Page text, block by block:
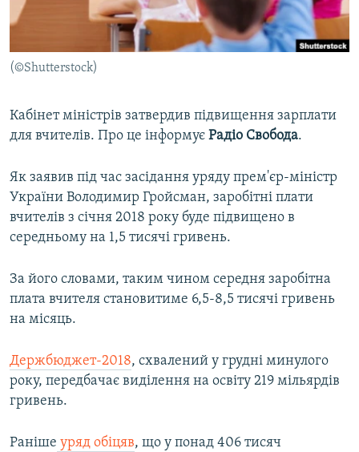
ВІДЕОУРОКИ «ELIFBE»
СВІДЧЕННЯ ОКУПАЦІЇ
УКРАЇНСЬКА ПРОБЛЕМА КРИМУ
Русский
Qırımtatar
Усі сайти RFE/RL
(©Shutterstock)
Кабінет міністрів затвердив підвищення зарплати
для вчителів. Про це інформує Радіо Свобода.
Як заявив під час засідання уряду прем'єр-міністр
України Володимир Гройсман, заробітні плати
вчителів з січня 2018 року буде підвищено в
середньому на 1,5 тисячі гривень.
За його словами, таким чином середня заробітна
плата вчителя становитиме 6,5-8,5 тисячі гривень
на місяць.
Держбюджет-2018, схвалений у грудні минулого
року, передбачає виділення на освіту 219 мільярдів
гривень.
Раніше уряд обіцяв, що у понад 406 тисяч